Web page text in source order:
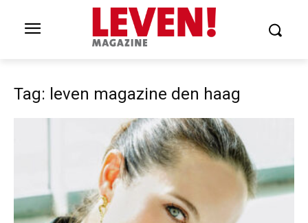
Tag: leven magazine den haag